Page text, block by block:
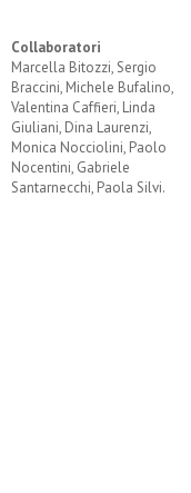
Collaboratori
Marcella Bitozzi, Sergio
Braccini, Michele Bufalino,
Valentina Caffieri, Linda
Giuliani, Dina Laurenzi,
Monica Nocciolini, Paolo
Nocentini, Gabriele
Santarnecchi, Paola Silvi.